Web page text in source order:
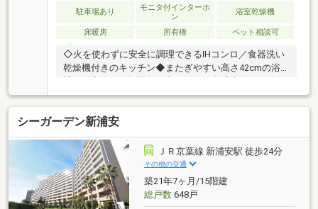
一の際に備え、リビングダイニング・トイレ・浴室に
押しボタン型の緊急コールシステム
駐車場あり
モニタ付インターホ
ン
浴室乾燥機
床暖房 所有権 ペット相談可
◇火を使わずに安全に調理できるIHコンロ／食器洗い
乾燥機付きのキッチン◆またぎやすい高さ42cmの浴
化粧台◆お掃除のしやすいフチなしトイレ◇玄関、ト
イレ内、浴室には利用しやすい手すりを設置◆車イス
にも対応可能な廊下幅1 000mm以上◇玄関ドア・バス
ルームドアは開閉しやすい引き戸仕様◆高い断熱性と
省エネ性を発揮する複層ガラス採用◇ペット可（規約
による制限有り）◆万一の際に備え、リビングダイニ
ング・トイレ・浴室に押しボタン型の緊急コールシス
テム、室内どこでも利用可能なワイヤレス型の緊急コ
ール採用
シーガーデン新浦安
ＪＲ京葉線 新浦安駅 徒歩24分
その他の交通
築21年7ヶ月/15階建
総戸数648戸